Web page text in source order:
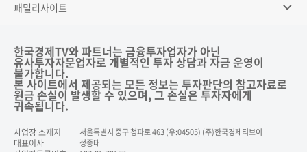
패밀리사이트
한국경제TV와 파트너는 금융투자업자가 아닌
유사투자자문업자로 개별적인 투자 상담과 자금 운영이
불가합니다.
본 사이트에서 제공되는 모든 정보는 투자판단의 참고자료로
원금 손실이 발생할 수 있으며, 그 손실은 투자자에게
귀속됩니다.
사업장 소재지 서울특별시 중구 청파로 463 (우:04505) (주)한국경제티브이
대표이사 정종태